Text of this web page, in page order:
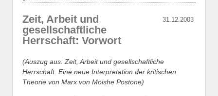
31.12.2003
Zeit, Arbeit und
gesellschaftliche
Herrschaft: Vorwort
(Auszug aus: Zeit, Arbeit und gesellschaftliche
Herrschaft. Eine neue Interpretation der kritischen
Theorie von Marx von Moishe Postone)